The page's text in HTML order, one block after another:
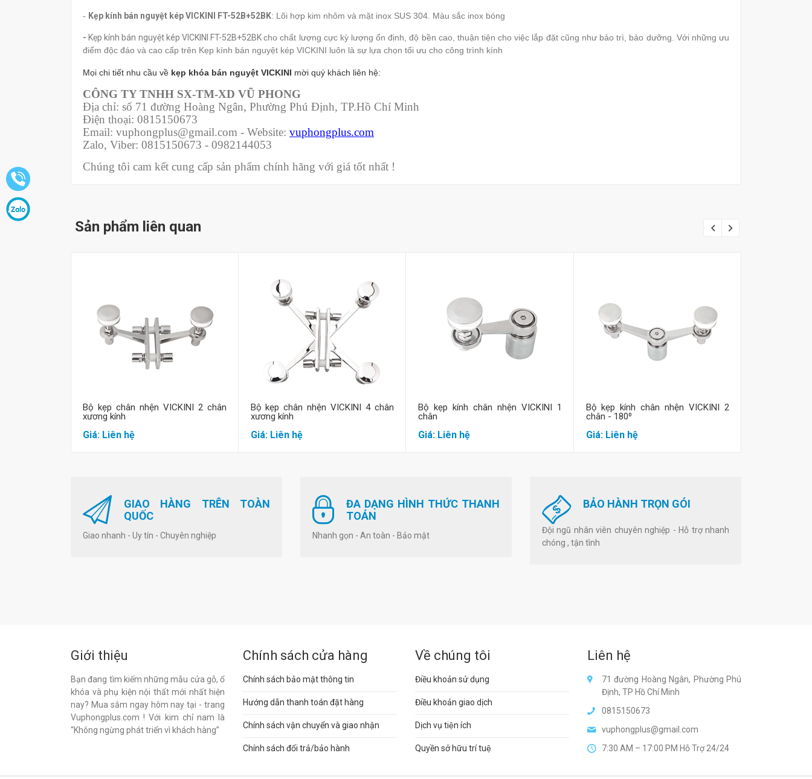
- Kẹp kính bán nguyệt kép VICKINI FT-52B+52BK: Lõi hợp kim nhôm và mặt inox SUS 304. Màu sắc inox bóng
- Kẹp kính bán nguyệt kép VICKINI FT-52B+52BKcho chất lượng cực kỳ lượng ổn định, độ bền cao, thuận tiện cho việc lắp đặt cũng như bảo trì, bảo dưỡng. Với những ưu
điểm độc đáo và cao cấp trên Kẹp kính bán nguyệt kép VICKINI luôn là sự lựa chọn tối ưu cho công trình kính
Mọi chi tiết nhu cầu về kẹp khóa bán nguyệt VICKINI mời quý khách liên hệ:
CÔNG TY TNHH SX-TM-XD VŨ PHONG
Địa chỉ: số 71 đường Hoàng Ngân, Phường Phú Định, TP.Hồ Chí Minh
Điện thoại: 0815150673
Email: vuphongplus@gmail.com - Website: vuphongplus.com
Zalo, Viber: 0815150673 - 0982144053
Chúng tôi cam kết cung cấp sản phẩm chính hãng với giá tốt nhất !
Sản phẩm liên quan
Mua hàng
Bộ kẹp chân nhện VICKINI 2 chân
xương kính
Giá: Liên hệ
Mua hàng
Bộ kẹp chân nhện VICKINI 4 chân
xương kính
Giá: Liên hệ
Mua hàng
Bộ kẹp kính chân nhện VICKINI 1
chân
Giá: Liên hệ
Mua hàng
Bộ kẹp kính chân nhện VICKINI 2
chân - 180⁰
Giá: Liên hệ
GIAO HÀNG TRÊN TOÀN
QUỐC
Giao nhanh - Uy tín - Chuyên nghiệp
ĐA DẠNG HÌNH THỨC THANH
TOÁN
Nhanh gọn - An toàn - Bảo mật
BẢO HÀNH TRỌN GÓI
Đội ngũ nhân viên chuyên nghiệp - Hỗ trợ nhanh
chóng , tận tình
Giới thiệu
Bạn đang tìm kiếm những mẫu cửa gỗ, ổ
khóa và phụ kiện nội thất mới nhất hiện
nay? Mua sắm ngay hôm nay tại - trang
Vuphongplus.com ! Với kim chỉ nam là
“Không ngừng phát triển vì khách hàng”
Chính sách cửa hàng
Chính sách bảo mật thông tin
Hướng dẫn thanh toán đặt hàng
Chính sách vận chuyển và giao nhận
Chính sách đổi trả/bảo hành
Về chúng tôi
Điều khoản sử dụng
Điều khoản giao dịch
Dịch vụ tiện ích
Quyền sở hữu trí tuệ
Liên hệ
71 đường Hoàng Ngân, Phường Phú
Định, TP Hồ Chí Minh
0815150673
vuphongplus@gmail.com
7:30 AM – 17:00 PM Hỗ Trợ 24/24